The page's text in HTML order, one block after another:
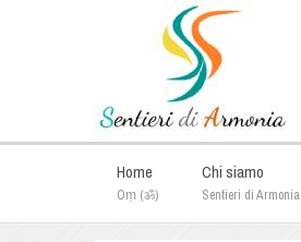
Home
Oṃ (ॐ)
Chi siamo
Sentieri di Armonia